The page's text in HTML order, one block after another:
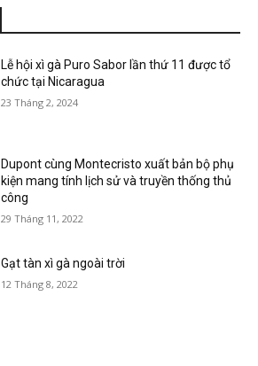
Lễ hội xì gà Puro Sabor lần thứ 11 được tổ
chức tại Nicaragua
23 Tháng 2, 2024
Dupont cùng Montecristo xuất bản bộ phụ
kiện mang tính lịch sử và truyền thống thủ
công
29 Tháng 11, 2022
Gạt tàn xì gà ngoài trời
12 Tháng 8, 2022